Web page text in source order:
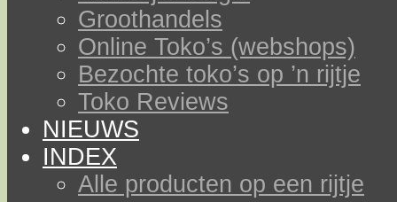
Groothandels
Online Toko’s (webshops)
Bezochte toko’s op ’n rijtje
Toko Reviews
NIEUWS
INDEX
Alle producten op een rijtje